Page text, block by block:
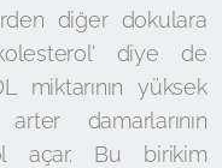
diğer dokulara
diye de
miktarının yüksek
damarlarının
açar. Bu birikim